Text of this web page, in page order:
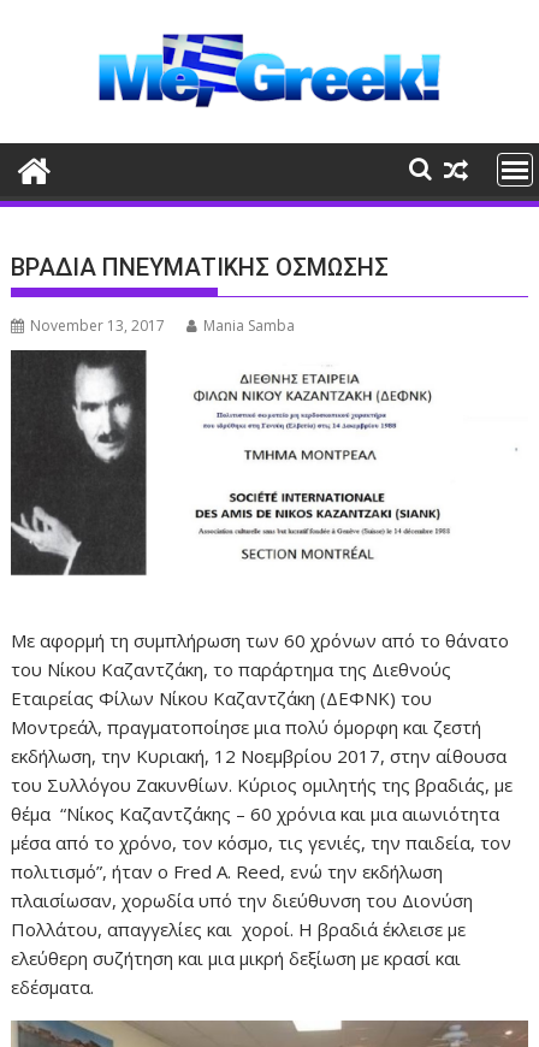
ΒΡΑΔΙΑ ΠΝΕΥΜΑΤΙΚΗΣ ΟΣΜΩΣΗΣ
November 13, 2017 Mania Samba
Με αφορμή τη συμπλήρωση των 60 χρόνων από το θάνατο
του Νίκου Καζαντζάκη, το παράρτημα της Διεθνούς
Εταιρείας Φίλων Νίκου Καζαντζάκη (ΔΕΦΝΚ) του
Μοντρεάλ, πραγματοποίησε μια πολύ όμορφη και ζεστή
εκδήλωση, την Κυριακή, 12 Νοεμβρίου 2017, στην αίθουσα
του Συλλόγου Ζακυνθίων. Κύριος ομιλητής της βραδιάς, με
θέμα “Νίκος Καζαντζάκης – 60 χρόνια και μια αιωνιότητα
μέσα από το χρόνο, τον κόσμο, τις γενιές, την παιδεία, τον
πολιτισμό”, ήταν ο Fred A. Reed, ενώ την εκδήλωση
πλαισίωσαν, χορωδία υπό την διεύθυνση του Διονύση
Πολλάτου, απαγγελίες και χοροί. Η βραδιά έκλεισε με
ελεύθερη συζήτηση και μια μικρή δεξίωση με κρασί και
εδέσματα.